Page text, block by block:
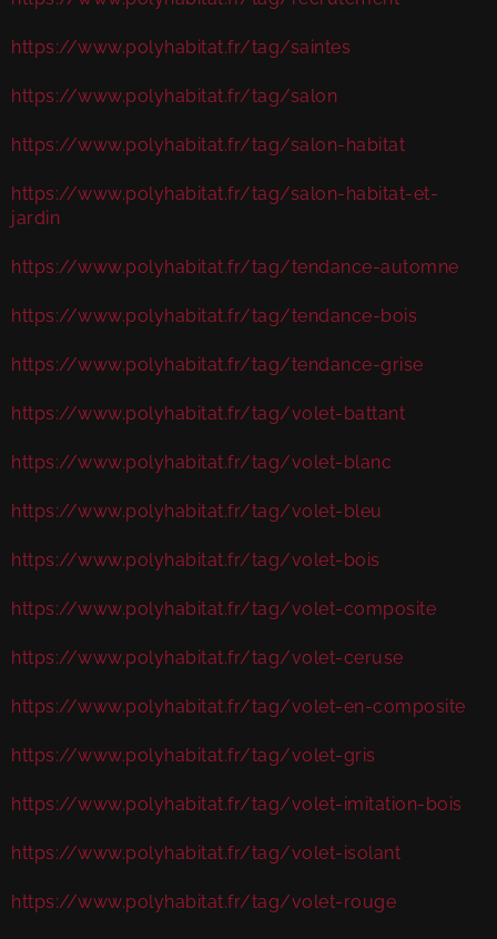
https://www.polyhabitat.fr/tag/saintes
https://www.polyhabitat.fr/tag/salon
https://www.polyhabitat.fr/tag/salon-habitat
https://www.polyhabitat.fr/tag/salon-habitat-et-
jardin
https://www.polyhabitat.fr/tag/tendance-automne
https://www.polyhabitat.fr/tag/tendance-bois
https://www.polyhabitat.fr/tag/tendance-grise
https://www.polyhabitat.fr/tag/volet-battant
https://www.polyhabitat.fr/tag/volet-blanc
https://www.polyhabitat.fr/tag/volet-bleu
https://www.polyhabitat.fr/tag/volet-bois
https://www.polyhabitat.fr/tag/volet-composite
https://www.polyhabitat.fr/tag/volet-ceruse
https://www.polyhabitat.fr/tag/volet-en-composite
https://www.polyhabitat.fr/tag/volet-gris
https://www.polyhabitat.fr/tag/volet-imitation-bois
https://www.polyhabitat.fr/tag/volet-isolant
https://www.polyhabitat.fr/tag/volet-rouge